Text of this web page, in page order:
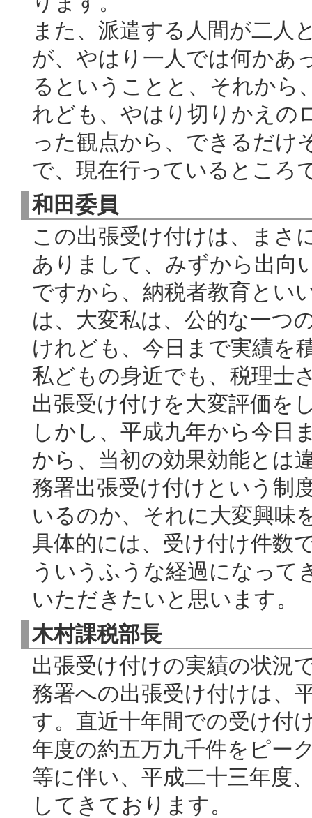
また、派遣する人間が二人
が、やはり一人では何かあ
るということと、それから
れども、やはり切りかえの
った観点から、できるだけ
で、現在行っているところ
和田委員
この出張受け付けは、まさ
ありまして、みずから出向
ですから、納税者教育とい
は、大変私は、公的な一つ
けれども、今日まで実績を
私どもの身近でも、税理士
出張受け付けを大変評価を
しかし、平成九年から今日
から、当初の効果効能とは
務署出張受け付けという制
いるのか、それに大変興味
具体的には、受け付け件数
ういうふうな経過になって
いただきたいと思います。
木村課税部長
出張受け付けの実績の状況
務署への出張受け付けは、
す。直近十年間での受け付
年度の約五万九千件をピー
等に伴い、平成二十三年度
してきております。